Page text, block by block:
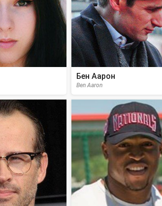
Бен Аарон
Ben Aaron